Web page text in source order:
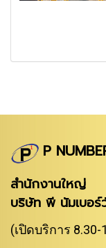
P
สำนักงานใหญ่
บริษัท พี นัมเบอ
(เปิดบริการ